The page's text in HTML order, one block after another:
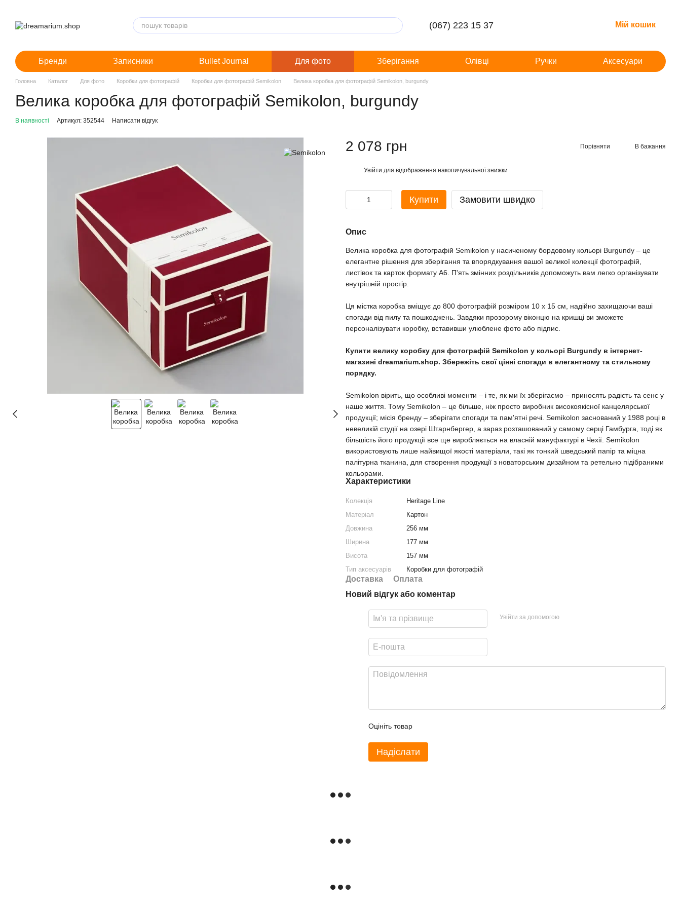
(067) 223 15 37 Мій кошик
Бренди Записники Bullet Journal Для фото Зберігання Олівці Ручки Аксесуари
Головна Каталог Для фото Коробки для фотографій Коробки для фотографій Semikolon Велика коробка для фотографій Semikolon, burgundy
Велика коробка для фотографій Semikolon, burgundy
В наявності Артикул: 352544 Написати відгук
2 078 грн Порівняти В бажання
Увійти для відображення накопичувальної знижки
Купити Замовити швидко
Опис
Велика коробка для фотографій Semikolon у насиченому бордовому кольорі Burgundy – це
елегантне рішення для зберігання та впорядкування вашої великої колекції фотографій,
листівок та карток формату A6. П'ять змінних роздільників допоможуть вам легко організувати
внутрішній простір.
Ця містка коробка вміщує до 800 фотографій розміром 10 x 15 см, надійно захищаючи ваші
спогади від пилу та пошкоджень. Завдяки прозорому віконцю на кришці ви зможете
персоналізувати коробку, вставивши улюблене фото або підпис.
Купити велику коробку для фотографій Semikolon у кольорі Burgundy в інтернет-
магазині dreamarium.shop. Збережіть свої цінні спогади в елегантному та стильному
порядку.
Semikolon вірить, що особливі моменти – і те, як ми їх зберігаємо – приносять радість та сенс у
наше життя. Тому Semikolon – це більше, ніж просто виробник високоякісної канцелярської
продукції; місія бренду – зберігати спогади та пам'ятні речі. Semikolon заснований у 1988 році в
невеликій студії на озері Штарнбергер, а зараз розташований у самому серці Гамбурга, тоді як
більшість його продукції все ще виробляється на власній мануфактурі в Чехії. Semikolon
використовують лише найвищої якості матеріали, такі як тонкий шведський папір та міцна
палітурна тканина, для створення продукції з новаторським дизайном та ретельно підібраними
кольорами.
Характеристики
Колекція
Heritage Line
Матеріал
Картон
Довжина
256 мм
Ширина
177 мм
Висота
157 мм
Тип аксесуарів
Коробки для фотографій
Доставка
Оплата
Новий відгук або коментар
Увійти за допомогою
Оцініть товар
Надіслати